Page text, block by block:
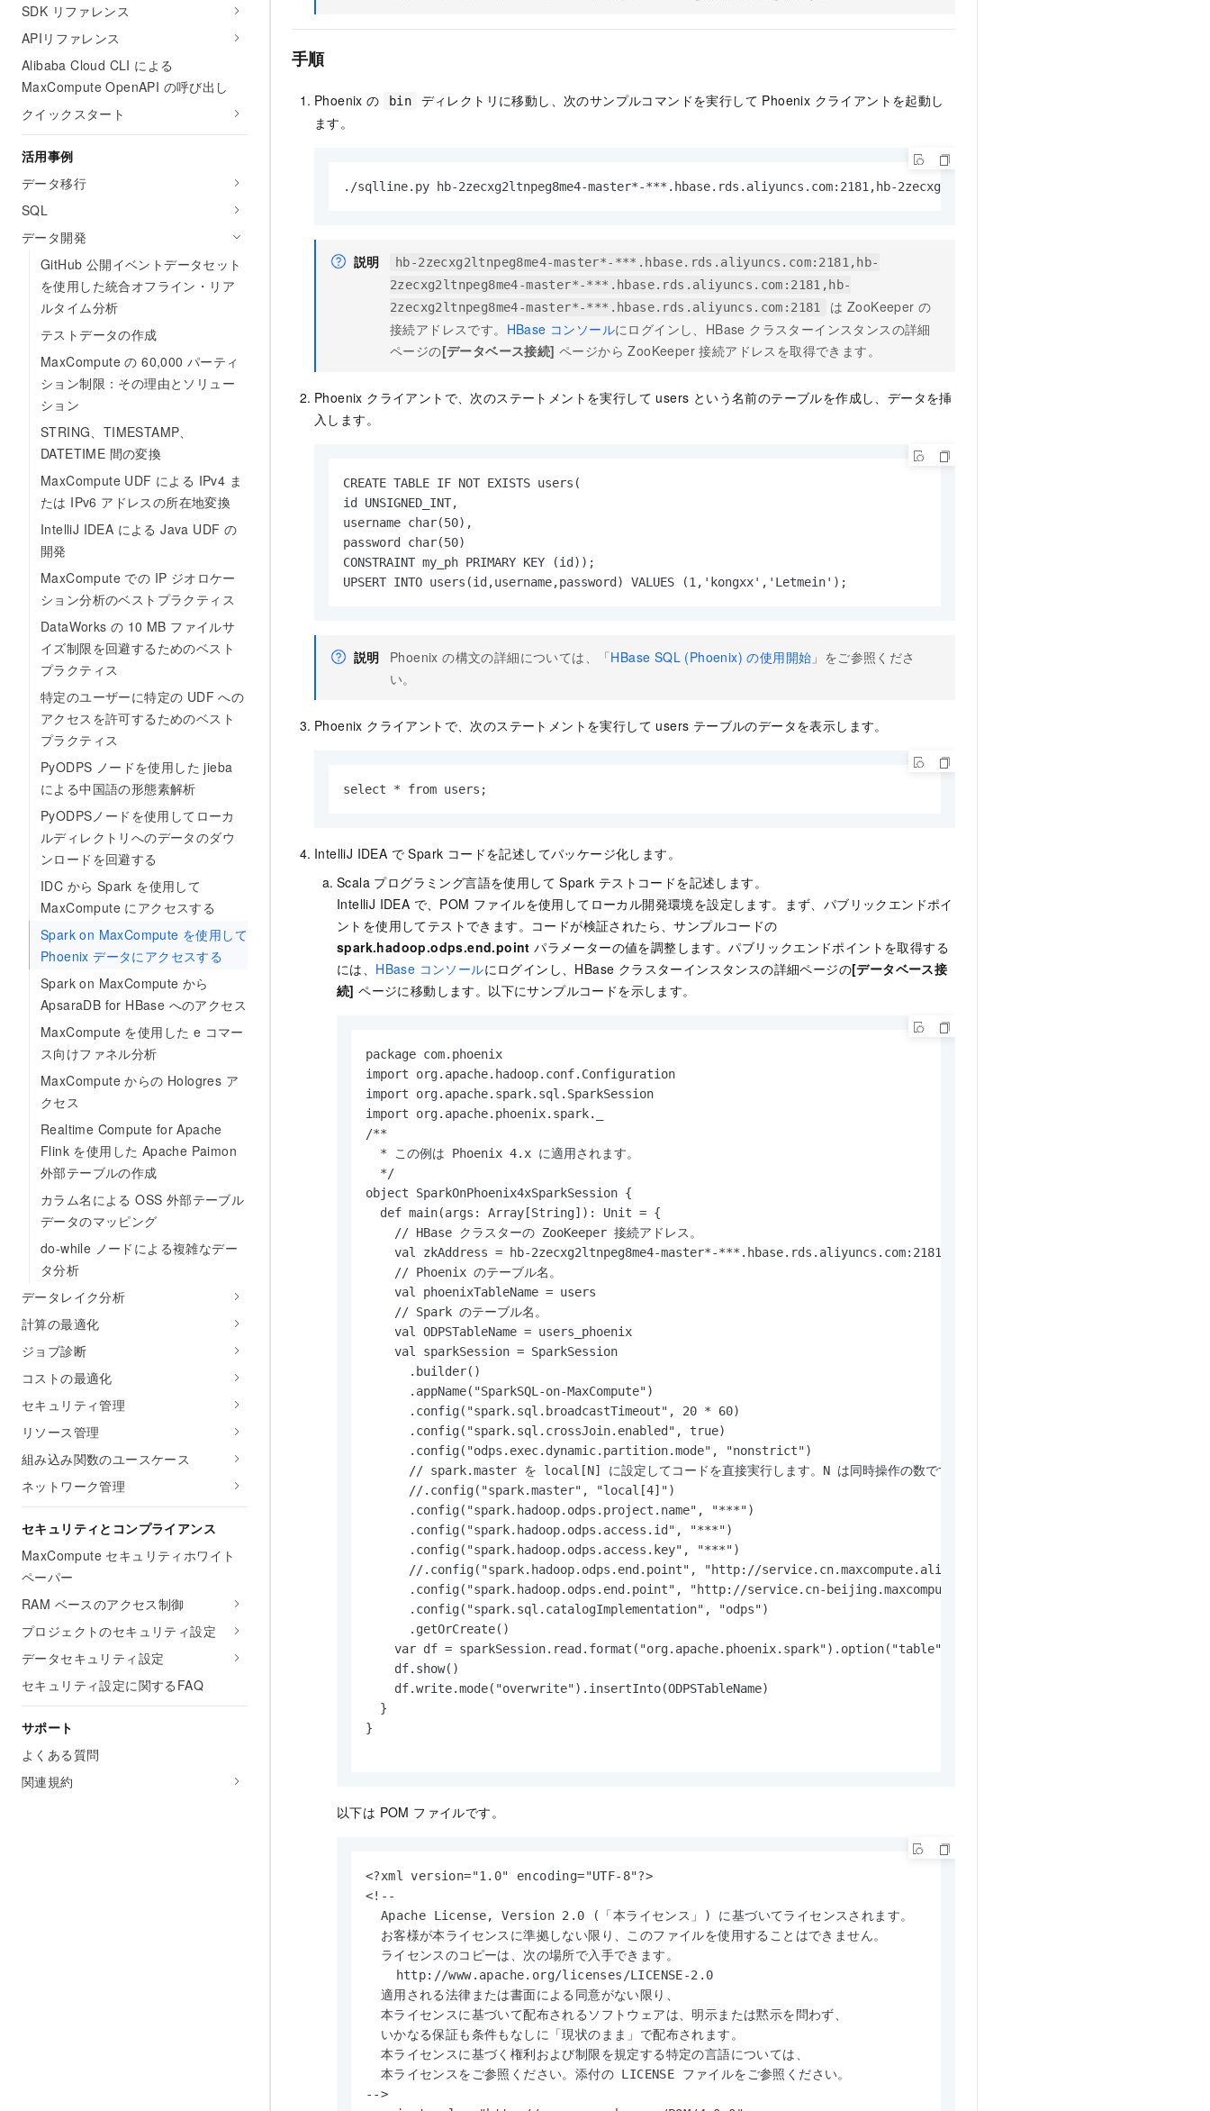
SDK リファレンス
APIリファレンス
Alibaba Cloud CLI による
MaxCompute OpenAPI の呼び出し
クイックスタート
活用事例
データ移行
SQL
データ開発
GitHub 公開イベントデータセット
を使用した統合オフライン・リア
ルタイム分析
テストデータの作成
MaxCompute の 60,000 パーティ
ション制限：その理由とソリュー
ション
STRING、TIMESTAMP、
DATETIME 間の変換
MaxCompute UDF による IPv4 ま
たは IPv6 アドレスの所在地変換
IntelliJ IDEA による Java UDF の
開発
MaxCompute での IP ジオロケー
ション分析のベストプラクティス
DataWorks の 10 MB ファイルサ
イズ制限を回避するためのベスト
プラクティス
特定のユーザーに特定の UDF への
アクセスを許可するためのベスト
プラクティス
PyODPS ノードを使用した jieba
による中国語の形態素解析
PyODPSノードを使用してローカ
ルディレクトリへのデータのダウ
ンロードを回避する
IDC から Spark を使用して
MaxCompute にアクセスする
Spark on MaxCompute を使用して
Phoenix データにアクセスする
Spark on MaxCompute から
ApsaraDB for HBase へのアクセス
MaxCompute を使用した e コマー
ス向けファネル分析
MaxCompute からの Hologres ア
クセス
Realtime Compute for Apache
Flink を使用した Apache Paimon
外部テーブルの作成
カラム名による OSS 外部テーブル
データのマッピング
do-while ノードによる複雑なデー
タ分析
データレイク分析
計算の最適化
ジョブ診断
コストの最適化
セキュリティ管理
リソース管理
組み込み関数のユースケース
ネットワーク管理
セキュリティとコンプライアンス
MaxCompute セキュリティホワイト
ペーパー
RAM ベースのアクセス制御
プロジェクトのセキュリティ設定
データセキュリティ設定
セキュリティ設定に関するFAQ
サポート
よくある質問
関連規約
手順
Phoenix の bin
ディレクトリに移動し、次のサンプルコマンドを実行して Phoenix クライアントを起動し
ます。
./sqlline.py hb-2zecxg2ltnpeg8me4-master*-***.hbase.rds.aliyuncs.com:2181,hb-2zecxg2ltnpeg8me4-master*-
説明
hb-2zecxg2ltnpeg8me4-master*-***.hbase.rds.aliyuncs.com:2181,hb-
2zecxg2ltnpeg8me4-master*-***.hbase.rds.aliyuncs.com:2181,hb-
2zecxg2ltnpeg8me4-master*-***.hbase.rds.aliyuncs.com:2181
は ZooKeeper の
接続アドレスです。 HBase コンソールにログインし、HBase クラスターインスタンスの詳細
ページの[データベース接続] ページから ZooKeeper 接続アドレスを取得できます。
Phoenix クライアントで、次のステートメントを実行して users という名前のテーブルを作成し、データを挿
入します。
CREATE TABLE IF NOT EXISTS users(
id UNSIGNED_INT,
username char(50),
password char(50)
CONSTRAINT my_ph PRIMARY KEY (id));
UPSERT INTO users(id,username,password) VALUES (1,'kongxx','Letmein');
説明 Phoenix の構文の詳細については、「HBase SQL (Phoenix) の使用開始 」をご参照くださ
い。
Phoenix クライアントで、次のステートメントを実行して users テーブルのデータを表示します。
select * from users;
IntelliJ IDEA で Spark コードを記述してパッケージ化します。
Scala プログラミング言語を使用して Spark テストコードを記述します。
IntelliJ IDEA で、POM ファイルを使用してローカル開発環境を設定します。まず、パブリックエンドポイ
ントを使用してテストできます。コードが検証されたら、サンプルコードの
spark.hadoop.odps.end.point パラメーターの値を調整します。パブリックエンドポイントを取得する
には、 HBase コンソールにログインし、HBase クラスターインスタンスの詳細ページの[データベース接
続] ページに移動します。以下にサンプルコードを示します。
package com.phoenix
import org.apache.hadoop.conf.Configuration
import org.apache.spark.sql.SparkSession
import org.apache.phoenix.spark._
/**
  * この例は Phoenix 4.x に適用されます。
  */
object SparkOnPhoenix4xSparkSession {
  def main(args: Array[String]): Unit = {
    // HBase クラスターの ZooKeeper 接続アドレス。
val zkAddress = hb-2zecxg2ltnpeg8me4-master*-***.hbase.rds.aliyuncs.com:2181,hb-2zecxg2ltnpeg8me4-master*-
    // Phoenix のテーブル名。
    val phoenixTableName = users
    // Spark のテーブル名。
    val ODPSTableName = users_phoenix
    val sparkSession = SparkSession
      .builder()
      .appName("SparkSQL-on-MaxCompute")
      .config("spark.sql.broadcastTimeout", 20 * 60)
      .config("spark.sql.crossJoin.enabled", true)
      .config("odps.exec.dynamic.partition.mode", "nonstrict")
      // spark.master を local[N] に設定してコードを直接実行します。N は同時操作の数です。
      //.config("spark.master", "local[4]")
      .config("spark.hadoop.odps.project.name", "***")
      .config("spark.hadoop.odps.access.id", "***")
      .config("spark.hadoop.odps.access.key", "***")
      //.config("spark.hadoop.odps.end.point", "http://service.cn.maxcompute.aliyun.com/api")
      .config("spark.hadoop.odps.end.point", "http://service.cn-beijing.maxcompute.aliyun-inc.com/api")
      .config("spark.sql.catalogImplementation", "odps")
      .getOrCreate()
var df = sparkSession.read.format("org.apache.phoenix.spark").option("table",
    df.show()
    df.write.mode("overwrite").insertInto(ODPSTableName)
  }
}
以下は POM ファイルです。
<?xml version="1.0" encoding="UTF-8"?>
<!--
  Apache License, Version 2.0 (「本ライセンス」) に基づいてライセンスされます。
  お客様が本ライセンスに準拠しない限り、このファイルを使用することはできません。
  ライセンスのコピーは、次の場所で入手できます。
    http://www.apache.org/licenses/LICENSE-2.0
  適用される法律または書面による同意がない限り、
  本ライセンスに基づいて配布されるソフトウェアは、明示または黙示を問わず、
  いかなる保証も条件もなしに「現状のまま」で配布されます。
  本ライセンスに基づく権利および制限を規定する特定の言語については、
  本ライセンスをご参照ください。添付の LICENSE ファイルをご参照ください。
-->